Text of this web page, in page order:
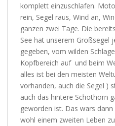
komplett einzuschlafen.
rein, Segel raus, Wind an,
ganzen zwei Tage. Die
See hat unserem Großsegel
gegeben, vom wilden
Kopfbereich auf und beim
alles ist bei den meisten
vorhanden, auch die Segel )
auch das hintere Schothorn
geworden ist. Das wars
wohl einem zweiten Leben